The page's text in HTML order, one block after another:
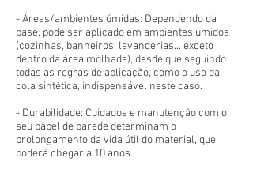
- Áreas/ambientes úmidas: Dependendo da
base, pode ser aplicado em ambientes úmidos
(cozinhas, banheiros, lavanderias... exceto
dentro da área molhada), desde que seguindo
todas as regras de aplicação, como o uso da
cola sintética, indispensável neste caso.
- Durabilidade: Cuidados e manutenção com o
seu papel de parede determinam o
prolongamento da vida útil do material, que
poderá chegar a 10 anos.